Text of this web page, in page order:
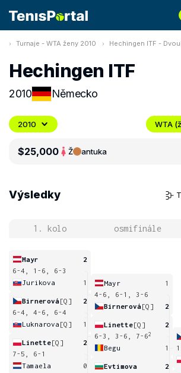
Turnaje - WTA ženy 2010 Hechingen ITF -
Hechingen ITF
2010 Německo
2010 WTA
$25,000 Ž antuka
Výsledky
1. kolo osmifinále
Mayr
2
6-4, 1-6, 6-3
Jurikova
1
Birnerová[Q]
2
6-4, 4-6, 6-4
Luknarova [Q] 1
Linette[Q]
2
7-5, 6-1
Tamaela
0
Mayr
1
4-6, 6-1, 3-6
Birnerová[Q] 2
Linette[Q]
2
6-3, 3-6, 7-62
Begu 1
Evtimova
2